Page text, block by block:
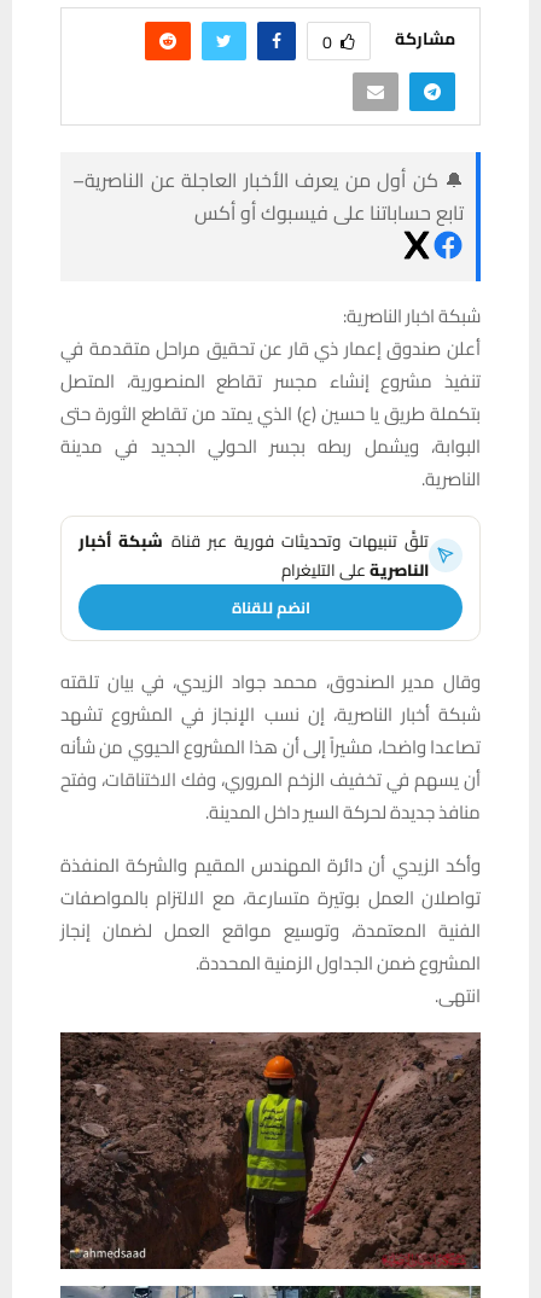
مشاركة 0
🔔 كن أول من يعرف الأخبار العاجلة عن الناصرية–
تابع حساباتنا على فيسبوك أو أكس
شبكة اخبار الناصرية:
أعلن صندوق إعمار ذي قار عن تحقيق مراحل متقدمة في
تنفيذ مشروع إنشاء مجسر تقاطع المنصورية، المتصل
بتكملة طريق يا حسين (ع) الذي يمتد من تقاطع الثورة حتى
البوابة، ويشمل ربطه بجسر الحولي الجديد في مدينة
الناصرية.
تلقَّ تنبيهات وتحديثات فورية عبر قناة شبكة أخبار
الناصريةعلى التليغرام
انضم للقناة
وقال مدير الصندوق، محمد جواد الزيدي، في بيان تلقته
شبكة أخبار الناصرية، إن نسب الإنجاز في المشروع تشهد
تصاعدا واضحا، مشيراً إلى أن هذا المشروع الحيوي من شأنه
أن يسهم في تخفيف الزخم المروري، وفك الاختناقات، وفتح
منافذ جديدة لحركة السير داخل المدينة.
وأكد الزيدي أن دائرة المهندس المقيم والشركة المنفذة
تواصلان العمل بوتيرة متسارعة، مع الالتزام بالمواصفات
الفنية المعتمدة، وتوسيع مواقع العمل لضمان إنجاز
المشروع ضمن الجداول الزمنية المحددة.
انتهى.